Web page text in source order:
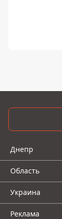
Днепр
Область
Украина
Реклама